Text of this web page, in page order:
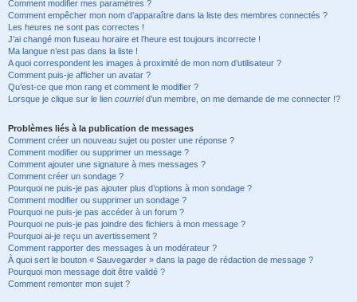
Comment modifier mes paramètres ?
Comment empêcher mon nom d’apparaître dans la liste des membres connectés ?
Les heures ne sont pas correctes !
J’ai changé mon fuseau horaire et l’heure est toujours incorrecte !
Ma langue n’est pas dans la liste !
A quoi correspondent les images à proximité de mon nom d’utilisateur ?
Comment puis-je afficher un avatar ?
Qu’est-ce que mon rang et comment le modifier ?
Lorsque je clique sur le lien courrield’un membre, on me demande de me connecter !?
Problèmes liés à la publication de messages
Comment créer un nouveau sujet ou poster une réponse ?
Comment modifier ou supprimer un message ?
Comment ajouter une signature à mes messages ?
Comment créer un sondage ?
Pourquoi ne puis-je pas ajouter plus d’options à mon sondage ?
Comment modifier ou supprimer un sondage ?
Pourquoi ne puis-je pas accéder à un forum ?
Pourquoi ne puis-je pas joindre des fichiers à mon message ?
Pourquoi ai-je reçu un avertissement ?
Comment rapporter des messages à un modérateur ?
À quoi sert le bouton « Sauvegarder » dans la page de rédaction de message ?
Pourquoi mon message doit être validé ?
Comment remonter mon sujet ?